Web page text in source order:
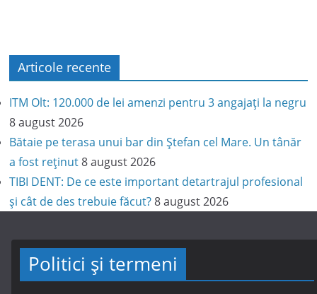
Articole recente
ITM Olt: 120.000 de lei amenzi pentru 3 angajați la negru
8 august 2026
Bătaie pe terasa unui bar din Ștefan cel Mare. Un tânăr
a fost reținut 8 august 2026
TIBI DENT: De ce este important detartrajul profesional
și cât de des trebuie făcut? 8 august 2026
Politici și termeni